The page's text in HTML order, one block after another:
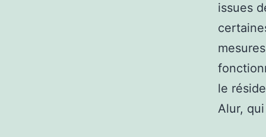
issues
le
Alur,